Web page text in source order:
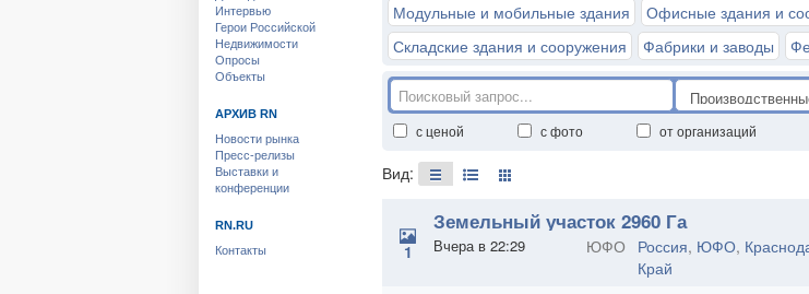
Модульные и мобильные здания
Офисные здания и
Складские здания и сооружения
Фабрики и заводы
с ценой с фото от организаций
Вид:
1
Земельный участок 2960 Га
Вчера в 22:29 ЮФО Россия, ЮФО,
Край
Интервью
Герои Российской
Недвижимости
Опросы
Объекты
АРХИВ RN
Новости рынка
Пресс-релизы
Выставки и
конференции
RN.RU
Контакты